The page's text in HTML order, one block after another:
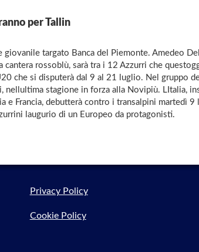
per Tallin
targato Banca del Piemonte. Amedeo
rossoblù, sarà tra i 12 Azzurri che
che si disputerà dal 9 al 21 luglio. Nel gruppo
stagione in forza alla Novipiù. LItalia,
e Francia, debutterà contro i transalpini martedì 9
laugurio di un Europeo da protagonisti.
Privacy Policy
Cookie Policy